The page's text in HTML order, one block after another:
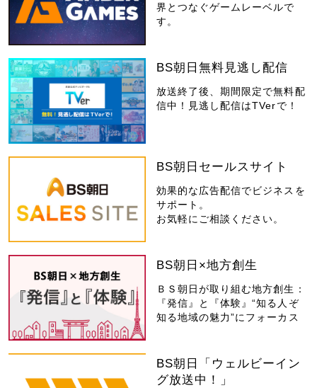
界とつなぐゲームレーベルで
す。
BS朝日無料見逃し配信
放送終了後、期間限定で無料配
信中！見逃し配信はTVerで！
BS朝日セールスサイト
効果的な広告配信でビジネスを
サポート。
お気軽にご相談ください。
BS朝日×地方創生
ＢＳ朝日が取り組む地方創生：
『発信』と『体験』“知る人ぞ
知る地域の魅力”にフォーカス
BS朝日「ウェルビーイン
グ放送中！」